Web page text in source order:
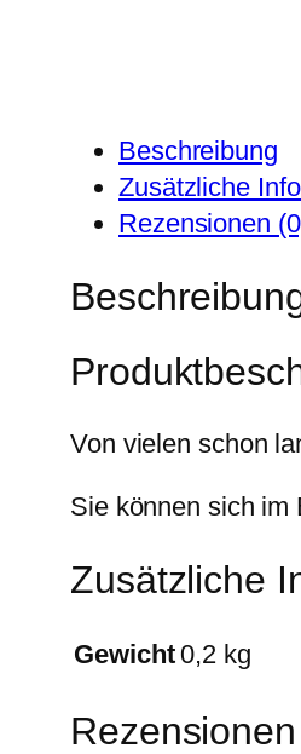
Beschreibung
Zusätzliche
Rezensionen
Von vielen schon
Sie können sich im
Zusätzliche
Gewicht0,2 kg
Rezensionen